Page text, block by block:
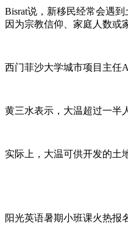
Bisrat说，新移民经常会遇
因为宗教信仰、家庭人数或
西门菲沙大学城市项目主任
黄三水表示，大温超过一半
实际上，大温可供开发的土
阳光英语暑期小班课火热报